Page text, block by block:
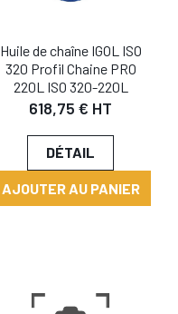
Huile de chaîne IGOL ISO
320 Profil Chaine PRO
220L ISO 320-220L
618,75 € HT
DÉTAIL
AJOUTER AU PANIER